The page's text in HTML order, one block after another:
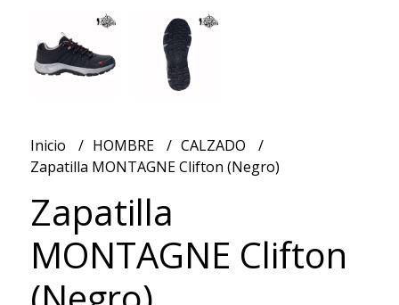
Inicio HOMBRE
CALZADO
Zapatilla MONTAGNE Clifton (Negro)
Zapatilla
MONTAGNE Clifton